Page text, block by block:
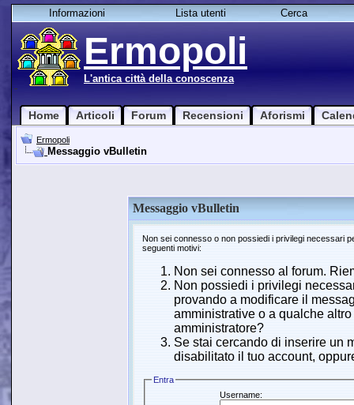
Informazioni Lista utenti Cerca
Ermopoli
L'antica città della conoscenza
Home Articoli Forum Recensioni Aforismi
Ermopoli
Messaggio vBulletin
Messaggio vBulletin
Non sei connesso o non possiedi i privilegi necessari
seguenti motivi:
Non sei connesso al forum.
Non possiedi i privilegi
provando a modificare il
amministrative o a qualche
amministratore?
Se stai cercando di inserire un
disabilitato il tuo account,
Entra
Username: